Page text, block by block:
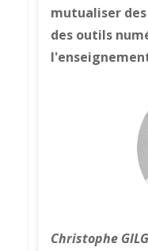
mutualiser
des outils
Christophe